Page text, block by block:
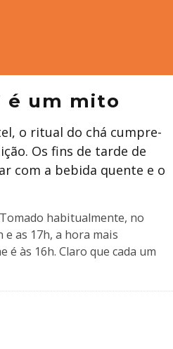
é um mito
o ritual do chá cumpre-
Os fins de tarde de
com a bebida quente e o
habitualmente, no
as 17h, a hora mais
é às 16h. Claro que cada um